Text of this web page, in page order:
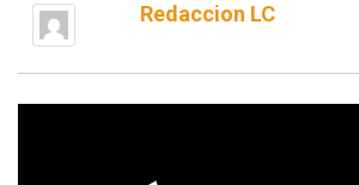
Redaccion LC